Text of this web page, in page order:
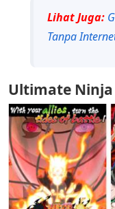
Lihat Juga:
Tanpa
Ultimate Ninja